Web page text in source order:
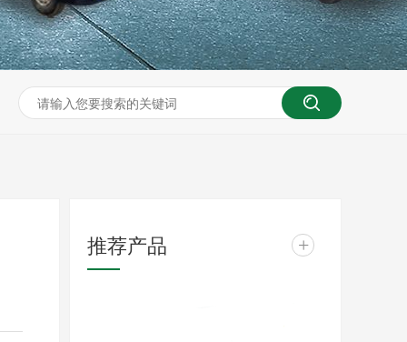
推荐产品 +